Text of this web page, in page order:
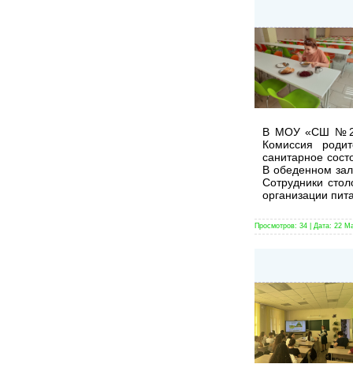
В МОУ «СШ №2»
Комиссия
санитарное
В обеденном
Сотрудники
организации
Просмотров: 34 Дата: 22